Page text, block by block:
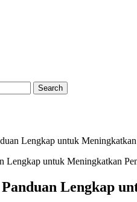
Lengkap untuk
Lengkap